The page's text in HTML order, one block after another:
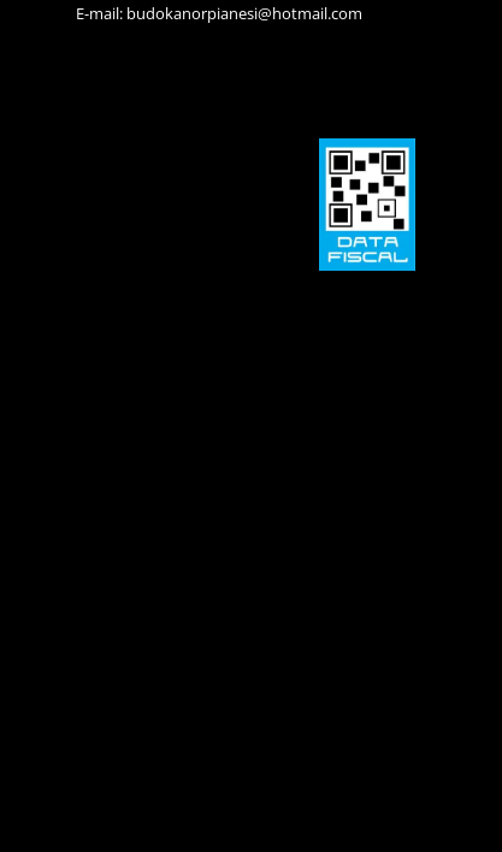
E-mail: budokanorpianesi@hotmail.com